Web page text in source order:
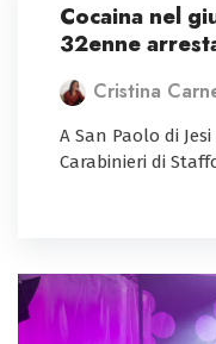
Cocaina nel
32enne
Cristina
A San Paolo di
Carabinieri di